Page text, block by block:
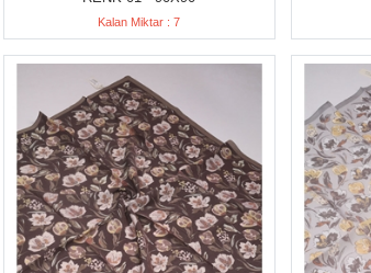
Kalan Miktar : 7